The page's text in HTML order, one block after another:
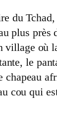
du
plus
village où
le
chapeau
cou qui